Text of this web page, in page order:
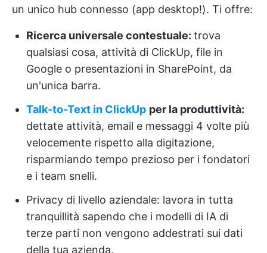
un unico hub connesso (app desktop!). Ti offre:
Ricerca universale contestuale: trova
qualsiasi cosa, attività di ClickUp, file in
Google o presentazioni in SharePoint, da
un'unica barra.
Talk-to-Text in ClickUp per la produttività:
dettate attività, email e messaggi 4 volte più
velocemente rispetto alla digitazione,
risparmiando tempo prezioso per i fondatori
e i team snelli.
Privacy di livello aziendale: lavora in tutta
tranquillità sapendo che i modelli di IA di
terze parti non vengono addestrati sui dati
della tua azienda.